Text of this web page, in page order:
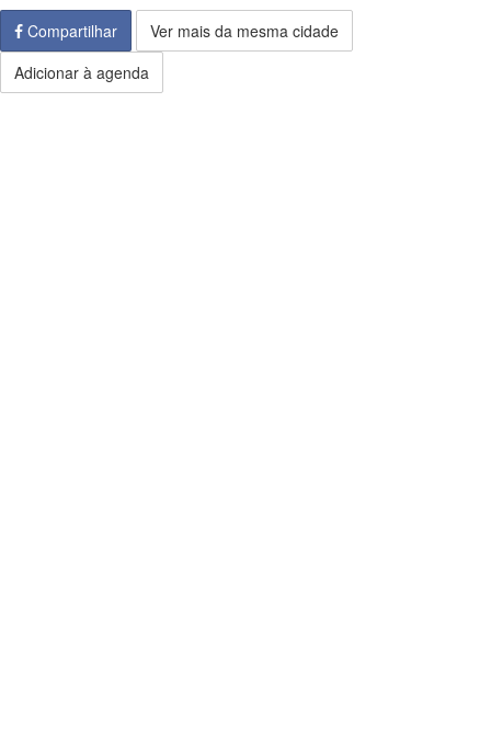
Compartilhar
Ver mais da mesma cidade
Adicionar à agenda